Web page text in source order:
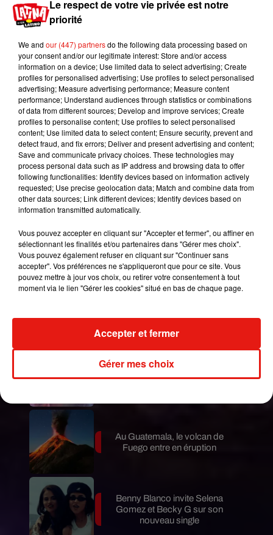
Publié : 19 décembre 2018 à 15h30 par Aurélie
Amcn
Disney sortira en salle le 22 mai 2019.
action#Aladdin! Get a shining, shimmering,
splendid first look at the reimagined classic in our
magical First Look issue:
https://t.co/Kwkcdfen5v
pic.twitter.com/7NbyiRRcLH
— Entertainment Weekly (@EW)19 décembre
2018
Mundo Latino
Guatemala : l'éruption du volcan
de Fuego est terminée
Karol G dévoile la tracklist de
Au Guatemala, le volcan de
Fuego entre en éruption
Benny Blanco invite Selena
Gomez et Becky G sur son
nouveau single
Le respect de votre vie privée est notre
priorité
We and our (447) partnersdo the following data processing based on
your consent and/or our legitimate interest: Store and/or access
information on a device; Use limited data to select advertising; Create
profiles for personalised advertising; Use profiles to select personalised
advertising; Measure advertising performance; Measure content
performance; Understand audiences through statistics or combinations
of data from different sources; Develop and improve services; Create
profiles to personalise content; Use profiles to select personalised
content; Use limited data to select content; Ensure security, prevent and
detect fraud, and fix errors; Deliver and present advertising and content;
Save and communicate privacy choices. These technologies may
process personal data such as IP address and browsing data to offer
following functionalities: Identify devices based on information actively
requested; Use precise geolocation data; Match and combine data from
other data sources; Link different devices; Identify devices based on
information transmitted automatically.
Vous pouvez accepter en cliquant sur "Accepter et fermer", ou affiner en
sélectionnant les finalités et/ou partenaires dans "Gérer mes choix".
Vous pouvez également refuser en cliquant sur "Continuer sans
accepter". Vos préférences ne s'appliqueront que pour ce site. Vous
pouvez mettre à jour vos choix, ou retirer votre consentement à tout
moment via le lien "Gérer les cookies" situé en bas de chaque page.
Gérer mes choix
Accepter et fermer